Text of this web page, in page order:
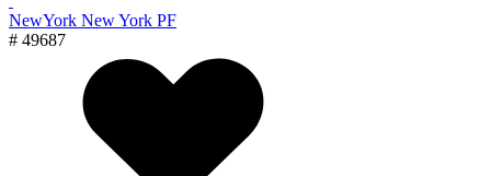
NewYork New York PF
# 49687